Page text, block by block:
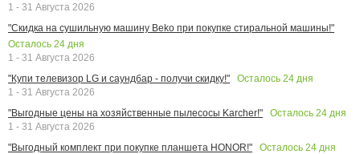
1 - 31 Августа 2026
"Скидка на сушильную машину Beko при покупке стиральной машины!"
Осталось 24 дня
1 - 31 Августа 2026
"Купи телевизор LG и саундбар - получи скидку!"
Осталось 24 дня
1 - 31 Августа 2026
"Выгодные цены на хозяйственные пылесосы Karcher!"
Осталось 24 дня
1 - 31 Августа 2026
"Выгодный комплект при покупке планшета HONOR!"
Осталось 24 дня